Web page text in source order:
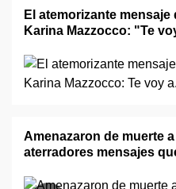
El atemorizante
Karina Mazzocco: "Te
Amenazaron de muerte
aterradores mensajes